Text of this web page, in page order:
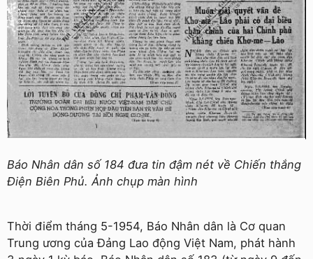
Báo Nhân dân số 184 đưa tin đậm nét về Chiến thắng
Điện Biên Phủ. Ảnh chụp màn hình
Thời điểm tháng 5-1954, Báo Nhân dân là Cơ quan
Trung ương của Ðảng Lao động Việt Nam, phát hành